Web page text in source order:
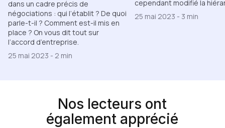
dans un cadre précis de
négociations : qui l’établit ? De quoi
parle-t-il ? Comment est-il mis en
place ? On vous dit tout sur
l’accord d’entreprise.
25 mai 2023 - 2 min
cependant modifié la
25 mai 2023 - 3 min
Nos lecteurs ont
également apprécié